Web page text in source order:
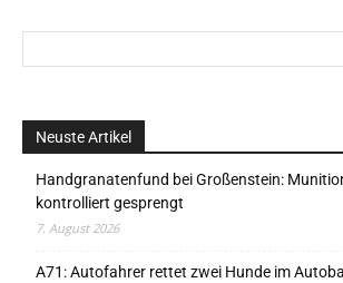
Neuste Artikel
Handgranatenfund bei Großenstein:
kontrolliert gesprengt
7. August 2026
A71: Autofahrer rettet zwei Hunde im